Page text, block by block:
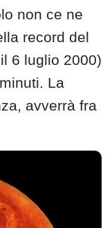
non ce ne
record del
6 luglio 2000)
La
avverrà fra